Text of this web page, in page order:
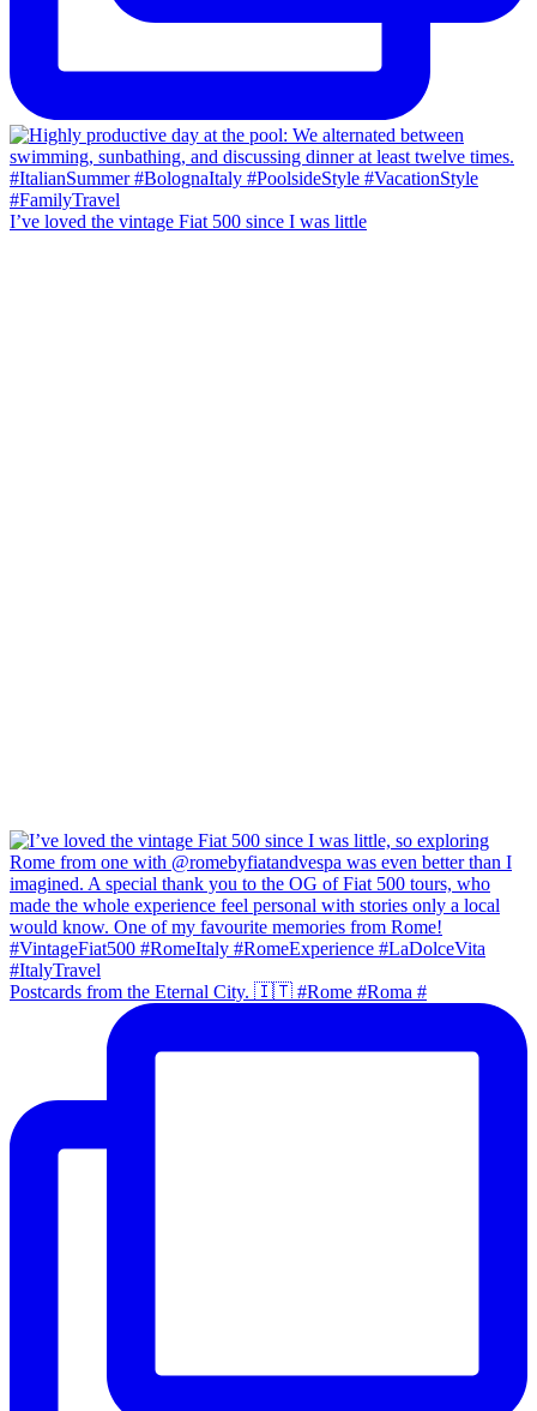
I’ve loved the vintage Fiat 500 since I was little
Postcards from the Eternal City. 🇮🇹 #Rome #Roma #